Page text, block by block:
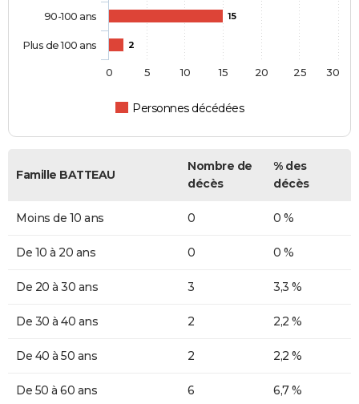
15
2
Personnes décédées
90-100 ans
Plus de 100 ans
0 5 10 15 20 25 30
Famille BATTEAU
Nombre de
décès
% des
décès
Moins de 10 ans 0 0 %
De 10 à 20 ans 0 0 %
De 20 à 30 ans 3 3,3 %
De 30 à 40 ans 2 2,2 %
De 40 à 50 ans 2 2,2 %
De 50 à 60 ans 6 6,7 %